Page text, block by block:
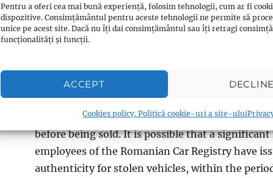
Pentru a oferi cea mai bună experiență, folosim tehnologii, cum ar fi
dispozitive. Consimțământul pentru aceste tehnologii ne permite să
unice pe acest site. Dacă nu îți dai consimțământul sau îți retragi
funcționalități și funcții.
ACCEPT DECLINE
Cookies policy. Politică cookie-uri a site-ului
Afacerilor Interne din România.
Romania, the meaningless part. Simple
together with employees of the Romanian Car
registered a large number of stolen vehicles in
possible that the vehicles in point 1 have had
before being sold. It is possible that a
employees of the Romanian Car Registry have
authenticity for stolen vehicles, within the